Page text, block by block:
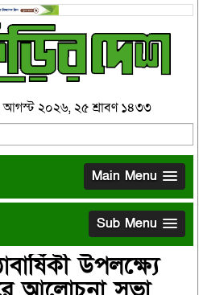
আগস্ট ২০২৬, ২৫ শ্রাবণ ১৪৩৩
Main Menu
Sub Menu
উপলক্ষ্যে